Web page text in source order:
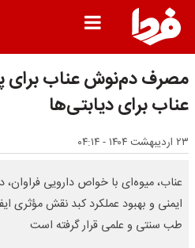
مصرف دم‌نوش عناب برای
عناب برای دیابتی‌ها
۲۳ اردیبهشت ۱۴۰۴ - ۰۴:۱۴
عناب، میوه‌ای با خواص دارویی
ایمنی و بهبود عملکرد کبد نقش مؤثری
طب سنتی و علمی قرار گرفته است